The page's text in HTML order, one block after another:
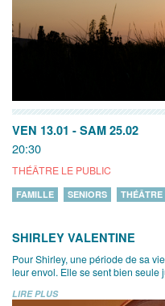
VEN 13.01 - SAM 25.02
20:30
THÉÂTRE LE PUBLIC
FAMILLE SENIORS THÉÂTRE
SHIRLEY VALENTINE
Pour Shirley, une période de sa
leur envol. Elle se sent bien seule
LIRE PLUS